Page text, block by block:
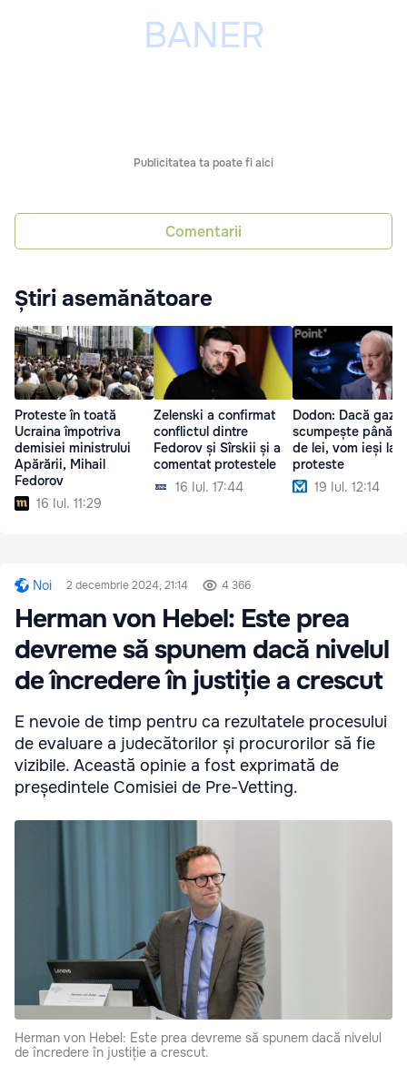
Publicitatea ta poate fi aici
Comentarii
Știri asemănătoare
Proteste în toată
Ucraina împotriva
demisiei ministrului
Apărării, Mihail
Fedorov
16 Iul. 11:29
Zelenski a confirmat
conflictul dintre
Fedorov și Sîrskii și a
comentat protestele
16 Iul. 17:44
Dodon: Dacă
scumpește până la
de lei, vom ieși la
proteste
19 Iul. 12:14
Noi 2 decembrie 2024, 21:14 4 366
Herman von Hebel: Este prea
devreme să spunem dacă nivelul
de încredere în justiție a crescut
E nevoie de timp pentru ca rezultatele procesului
de evaluare a judecătorilor și procurorilor să fie
vizibile. Această opinie a fost exprimată de
președintele Comisiei de Pre-Vetting.
Herman von Hebel: Este prea devreme să spunem dacă nivelul
de încredere în justiție a crescut.